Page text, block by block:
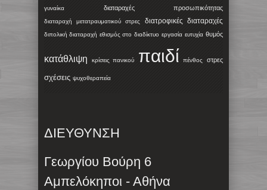
γυναίκα διαταραχές προσωπικότητας
διαταραχή μετατραυματικού στρες διατροφικές διαταραχές
διπολική διαταραχή εθισμός στο διαδίκτυο εργασία ευτυχία θυμός
κατάθλιψη κρίσεις πανικού παιδί πένθος στρες
σχέσεις ψυχοθεραπεία
ΔΙΕΥΘΥΝΣΗ
Γεωργίου Βούρη 6
Αμπελόκηποι - Αθήνα